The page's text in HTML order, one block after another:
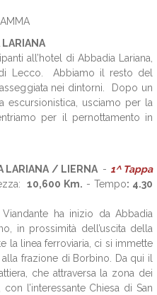
LARIANA
all’hotel di Abbadia Lariana,
Lecco. Abbiamo il resto del
nei dintorni. Dopo un
escursionistica, usciamo per la
per il pernottamento in
LARIANA / LIERNA - 1^ Tappa
10,600 Km. - Tempo: 4.30
ha inizio da Abbadia
in prossimità dell’uscita della
la linea ferroviaria, ci si immette
frazione di Borbino. Da qui il
che attraversa la zona dei
l’interessante Chiesa di San